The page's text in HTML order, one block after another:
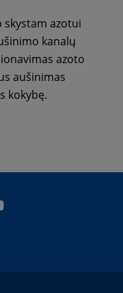
skystam azotui
kanalų
azoto
aušinimas
kokybę.